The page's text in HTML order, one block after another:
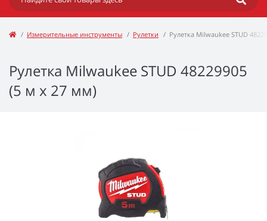
Измерительные инструменты Рулетки Рулетка Milwaukee STUD
Рулетка Milwaukee STUD 48229905
(5 м х 27 мм)